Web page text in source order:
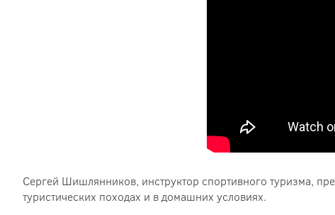
Сергей Шишлянников, инструктор спортивного туризма,
туристических походах и в домашних условиях.